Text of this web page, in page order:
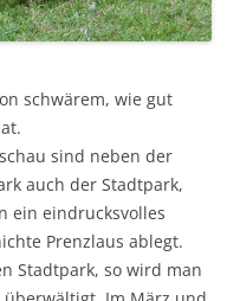
schwärem, wie gut
sind neben der
auch der Stadtpark,
ein eindrucksvolles
Prenzlaus ablegt.
Stadtpark, so wird man